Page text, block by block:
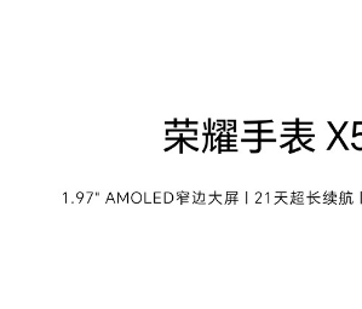
约41.4g(备注:实际重量依配
荣耀终端智能手环控制软件
软件功能